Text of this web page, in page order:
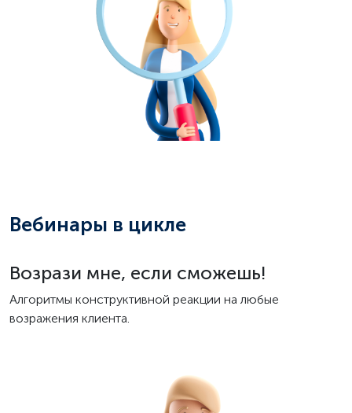
Вебинары в цикле
Возрази мне, если сможешь!
Алгоритмы конструктивной реакции на любые
возражения клиента.